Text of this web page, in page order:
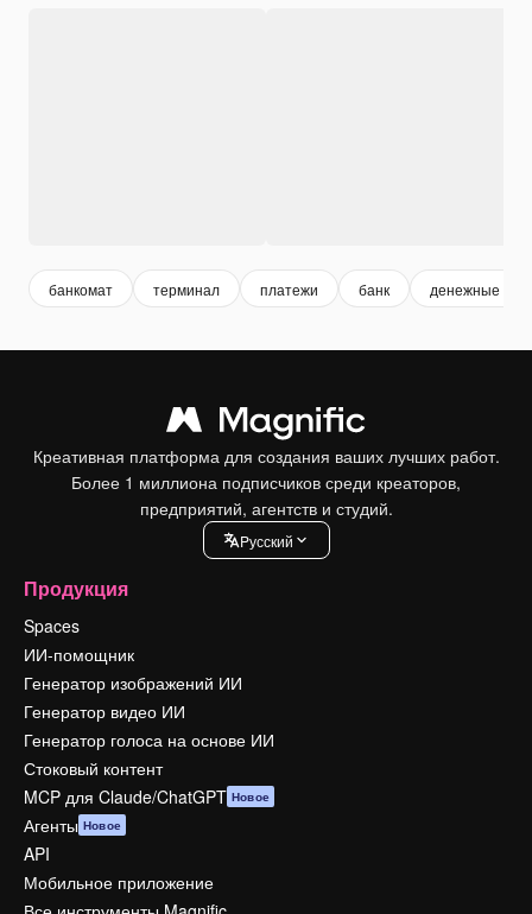
банкомат терминал платежи банк денежные
Креативная платформа для создания ваших лучших работ.
Более 1 миллиона подписчиков среди креаторов,
предприятий, агентств и студий.
Pусский
Продукция
Spaces
ИИ-помощник
Генератор изображений ИИ
Генератор видео ИИ
Генератор голоса на основе ИИ
Стоковый контент
MCP для Claude/ChatGPT Новое
Агенты Новое
API
Мобильное приложение